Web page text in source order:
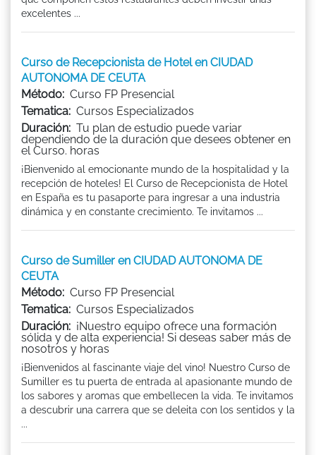
excelentes ...
Curso de Recepcionista de Hotel en CIUDAD
AUTONOMA DE CEUTA
Método: Curso FP Presencial
Tematica: Cursos Especializados
Duración: Tu plan de estudio puede variar
dependiendo de la duración que desees obtener en
el Curso. horas
¡Bienvenido al emocionante mundo de la hospitalidad y la
recepción de hoteles! El Curso de Recepcionista de Hotel
en España es tu pasaporte para ingresar a una industria
dinámica y en constante crecimiento. Te invitamos ...
Curso de Sumiller en CIUDAD AUTONOMA DE
CEUTA
Método: Curso FP Presencial
Tematica: Cursos Especializados
Duración: ¡Nuestro equipo ofrece una formación
sólida y de alta experiencia! Si deseas saber más de
nosotros y horas
¡Bienvenidos al fascinante viaje del vino! Nuestro Curso de
Sumiller es tu puerta de entrada al apasionante mundo de
los sabores y aromas que embellecen la vida. Te invitamos
a descubrir una carrera que se deleita con los sentidos y la
...